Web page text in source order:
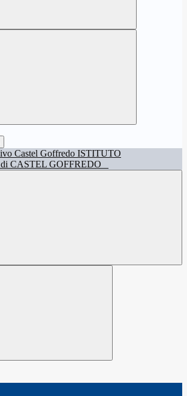
ISTITUTO
di CASTEL GOFFREDO